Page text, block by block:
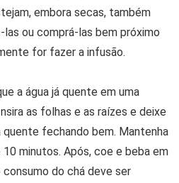
embora secas, também
ou comprá-las bem próximo
for fazer a infusão.
a água já quente em uma
as folhas e as raízes e deixe
fechando bem. Mantenha
minutos. Após, coe e beba em
do chá deve ser